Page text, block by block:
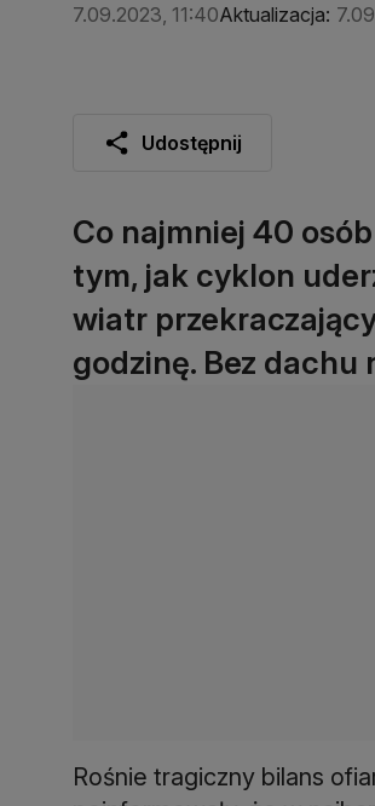
7.09.2023, 11:40Aktualizacja:
Udostępnij
Co najmniej 40
tym, jak cyklon
wiatr
godzinę. Bez dachu
Rośnie tragiczny bilans